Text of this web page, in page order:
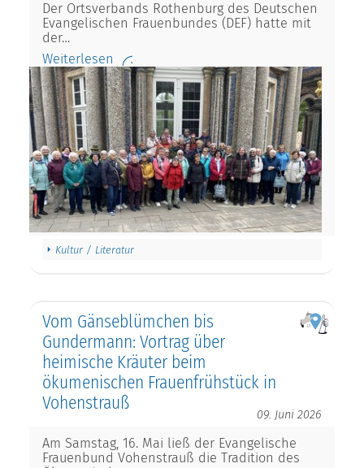
Der Ortsverbands Rothenburg des Deutschen
Evangelischen Frauenbundes (DEF) hatte mit
der…
Weiterlesen
Kultur / Literatur
Vom Gänseblümchen bis
Gundermann: Vortrag über
heimische Kräuter beim
ökumenischen Frauenfrühstück in
Vohenstrauß
09. Juni 2026
Am Samstag, 16. Mai ließ der Evangelische
Frauenbund Vohenstrauß die Tradition des